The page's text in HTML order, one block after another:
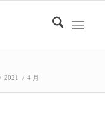
/ 2021 / 4 月